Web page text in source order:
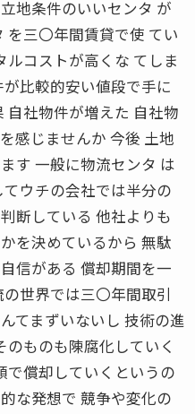
地条件のいいセンタ が
を三〇年間賃貸で使 てい
コストが高くな てしま
比較的安い値段で手に
自社物件が増えた 自社物
感じませんか 今後 土地
す 一般に物流センタ は
ウチの会社では半分の
断している 他社よりも
を決めているから 無駄
信がある 償却期間を一
世界では三〇年間取引
てまずいないし 技術の進
ものも陳腐化していく
で償却していくというの
な発想で 競争や変化の